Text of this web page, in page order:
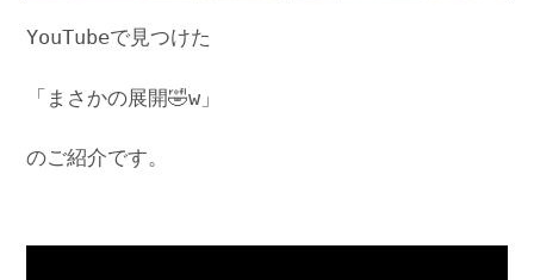
YouTubeで見つけた
「まさかの展開🤣w」
のご紹介です。